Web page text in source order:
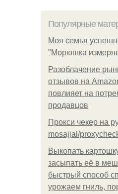
Популярные
Моя семья
"Морюшка
Разоблачение
отзывов на
повлияет на
продавцов
Прокси чекер на
mosajjal/
Выкопать
засыпать её в
быстрый способ
урожаем гниль,